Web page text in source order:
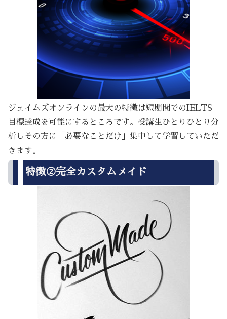
ジェイムズオンラインの最大の特徴は短期間でのIELTS
目標達成を可能にするところです。受講生ひとりひとり分
析しその方に「必要なことだけ」集中して学習していただ
きます。
特徴②完全カスタムメイド